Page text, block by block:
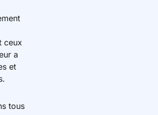
ceux
a
et
tous